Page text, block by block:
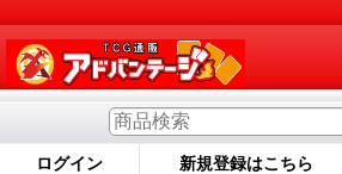
ログイン 新規登録はこちら